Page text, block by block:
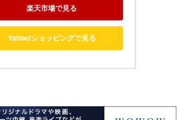
楽天市場で見る
Yahoo!ショッピングで見る